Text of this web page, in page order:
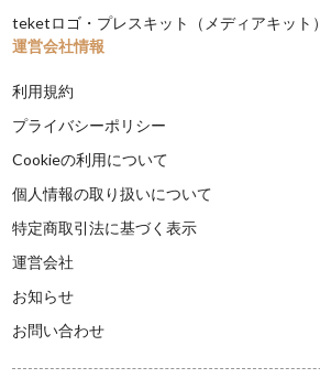
teketロゴ・プレスキット（メディアキット）
運営会社情報
利用規約
プライバシーポリシー
Cookieの利用について
個人情報の取り扱いについて
特定商取引法に基づく表示
運営会社
お知らせ
お問い合わせ